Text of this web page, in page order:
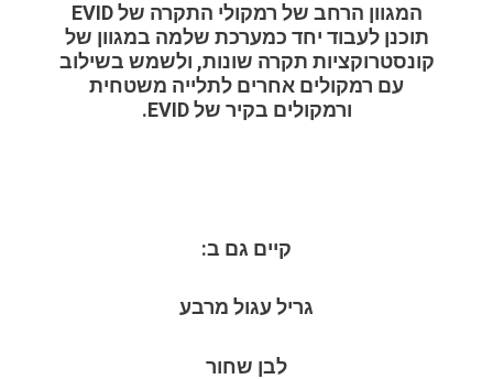
המגוון הרחב של רמקולי התקרה של EVID
תוכנן לעבוד יחד כמערכת שלמה במגוון של
קונסטרוקציות תקרה שונות, ולשמש בשילוב
עם רמקולים אחרים לתלייה משטחית
ורמקולים בקיר של EVID.
קיים גם ב:
גריל עגול מרבע
לבן שחור